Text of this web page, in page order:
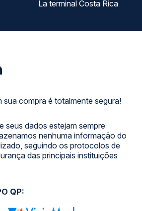
sua compra é totalmente segura!
seus dados estejam sempre
nenhuma informação do
seguindo os protocolos de
das principais instituições
La terminal Costa Rica
QP: